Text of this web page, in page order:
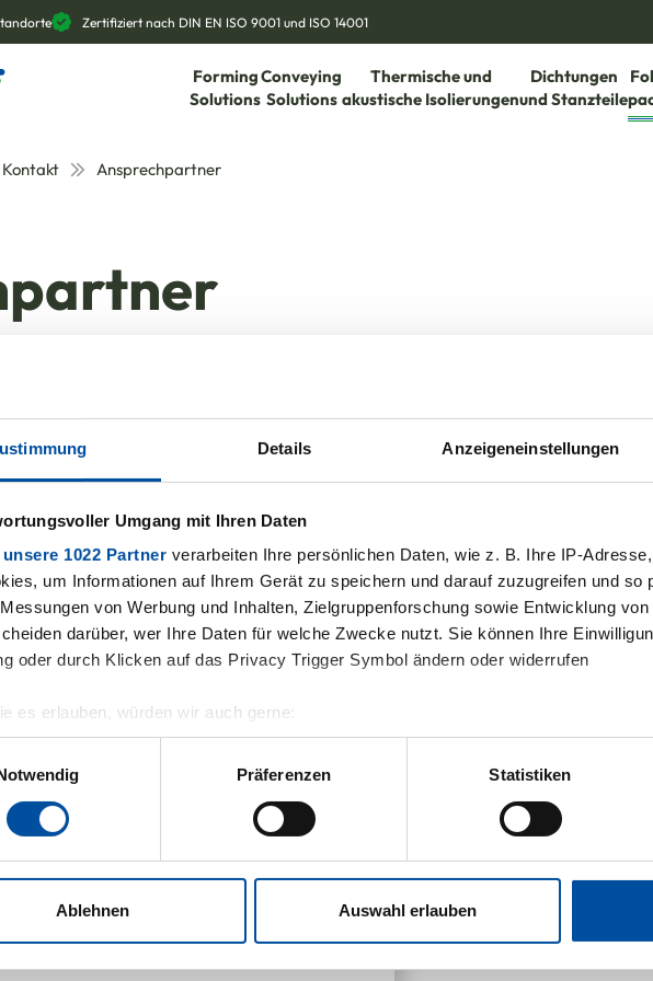
Details Anzeigeneinstellungen
Umgang mit Ihren Daten
unsere 1022 Partner verarbeiten Ihre persönlichen Daten, wie z. B. Ihre IP-
um Informationen auf Ihrem Gerät zu speichern und darauf zuzugreifen und so
von Werbung und Inhalten, Zielgruppenforschung sowie Entwicklung
darüber, wer Ihre Daten für welche Zwecke nutzt. Sie können Ihre
oder durch Klicken auf das Privacy Trigger Symbol ändern oder widerrufen
es erlauben, würden wir auch gerne:
über Ihre geografische Lage erfassen, welche bis auf einige Meter genau
Gerät durch aktives Scannen nach bestimmten Merkmalen (Fingerprinting)
Sie mehr darüber, wie Ihre persönlichen Daten verarbeitet werden, und legen Sie
Einzelheiten
Cookies, um Inhalte und Anzeigen zu personalisieren, Funktionen für soziale
Zugriffe auf unsere Website zu analysieren. Außerdem geben wir Informationen zu
Präferenzen Statistiken
Ablehnen Auswahl erlauben
Zertifiziert nach DIN EN ISO 9001 und ISO 14001
Forming
Solutions
Conveying
Solutions
Thermische und
akustische Isolierungen
Dichtungen
und Stanzteile
Kontakt Ansprechpartner
+49 5231 9607 22
+49 5231 9607 52
Jan Fischer